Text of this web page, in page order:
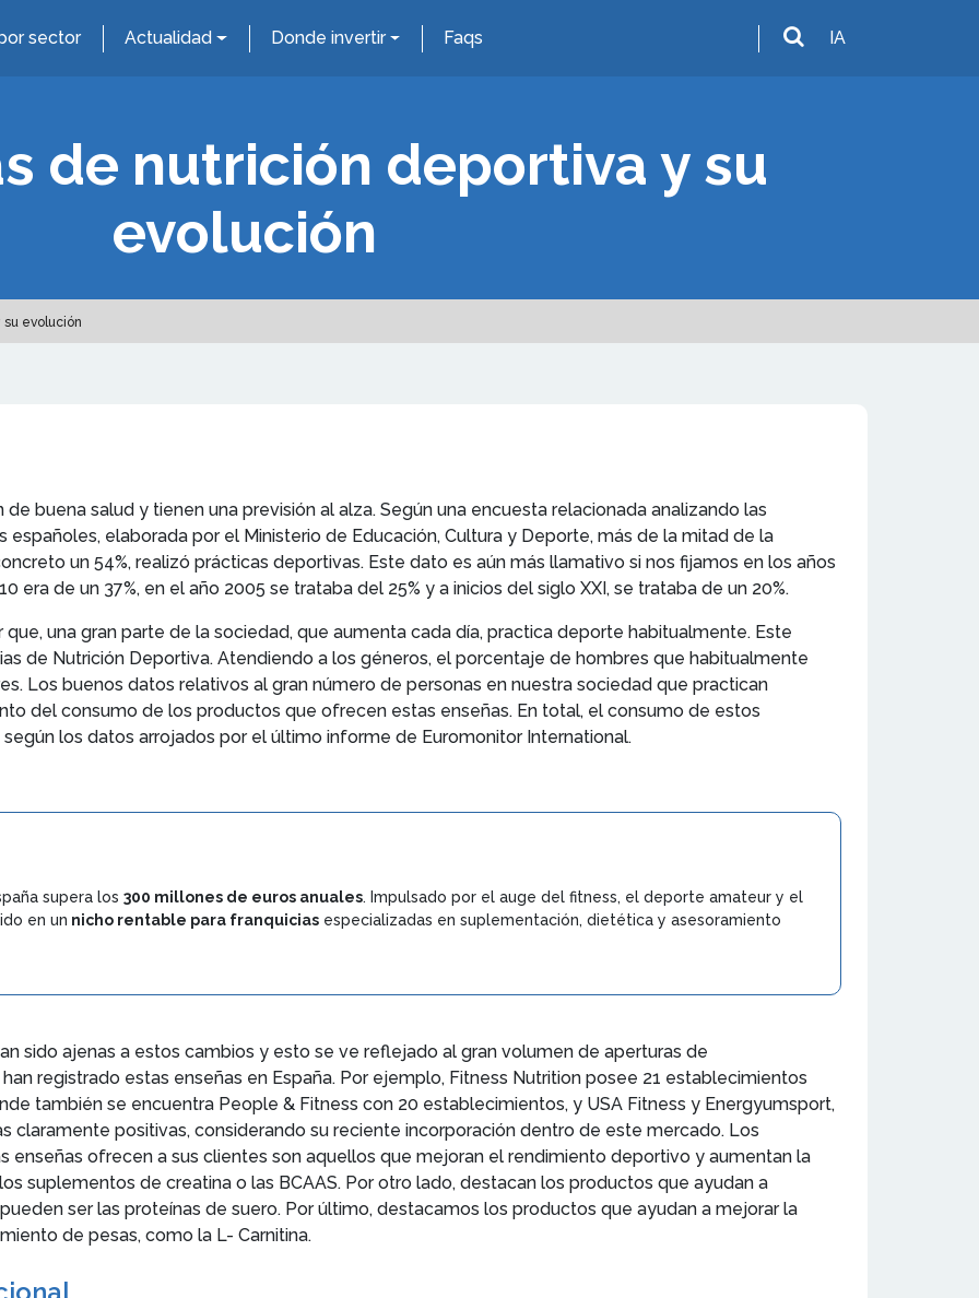
sector Actualidad Donde invertir Faqs IA
de nutrición deportiva y su
evolución
evolución
buena salud y tienen una previsión al alza. Según una encuesta relacionada analizando las
españoles, elaborada por el Ministerio de Educación, Cultura y Deporte, más de la mitad de la
un 54%, realizó prácticas deportivas. Este dato es aún más llamativo si nos fijamos en los años
era de un 37%, en el año 2005 se trataba del 25% y a inicios del siglo XXI, se trataba de un 20%.
una gran parte de la sociedad, que aumenta cada día, practica deporte habitualmente. Este
de Nutrición Deportiva. Atendiendo a los géneros, el porcentaje de hombres que habitualmente
Los buenos datos relativos al gran número de personas en nuestra sociedad que practican
del consumo de los productos que ofrecen estas enseñas. En total, el consumo de estos
los datos arrojados por el último informe de Euromonitor International.
supera los 300 millones de euros anuales. Impulsado por el auge del fitness, el deporte amateur y el
en un nicho rentable para franquicias especializadas en suplementación, dietética y asesoramiento
sido ajenas a estos cambios y esto se ve reflejado al gran volumen de aperturas de
registrado estas enseñas en España. Por ejemplo, Fitness Nutrition posee 21 establecimientos
también se encuentra People & Fitness con 20 establecimientos, y USA Fitness y Energyumsport,
claramente positivas, considerando su reciente incorporación dentro de este mercado. Los
enseñas ofrecen a sus clientes son aquellos que mejoran el rendimiento deportivo y aumentan la
suplementos de creatina o las BCAAS. Por otro lado, destacan los productos que ayudan a
ser las proteínas de suero. Por último, destacamos los productos que ayudan a mejorar la
de pesas, como la L- Carnitina.